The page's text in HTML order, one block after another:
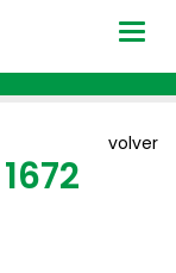
volver